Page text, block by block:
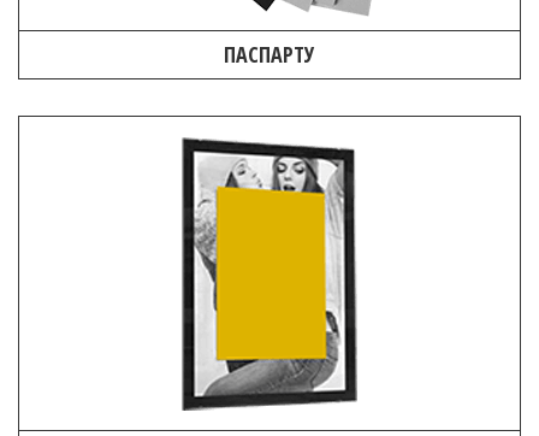
ПАСПАРТУ